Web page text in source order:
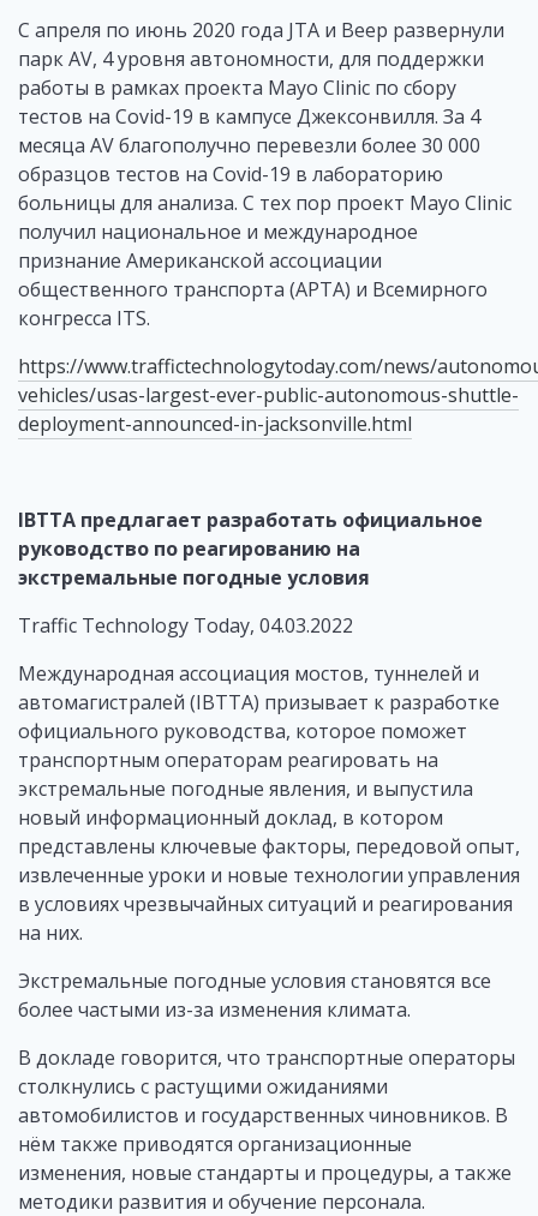
С апреля по июнь 2020 года JTA и Beep развернули
парк AV, 4 уровня автономности, для поддержки
работы в рамках проекта Mayo Clinic по сбору
тестов на Covid-19 в кампусе Джексонвилля. За 4
месяца AV благополучно перевезли более 30 000
образцов тестов на Covid-19 в лабораторию
больницы для анализа. С тех пор проект Mayo Clinic
получил национальное и международное
признание Американской ассоциации
общественного транспорта (APTA) и Всемирного
конгресса ITS.
https://www.traffictechnologytoday.com/news/
vehicles/usas-largest-ever-public-autonomous-shuttle-
deployment-announced-in-jacksonville.html
IBTTA предлагает разработать официальное
руководство по реагированию на
экстремальные погодные условия
Traffic Technology Today, 04.03.2022
Международная ассоциация мостов, туннелей и
автомагистралей (IBTTA) призывает к разработке
официального руководства, которое поможет
транспортным операторам реагировать на
экстремальные погодные явления, и выпустила
новый информационный доклад, в котором
представлены ключевые факторы, передовой опыт,
извлеченные уроки и новые технологии управления
в условиях чрезвычайных ситуаций и реагирования
на них.
Экстремальные погодные условия становятся все
более частыми из-за изменения климата.
В докладе говорится, что транспортные операторы
столкнулись с растущими ожиданиями
автомобилистов и государственных чиновников. В
нём также приводятся организационные
изменения, новые стандарты и процедуры, а также
методики развития и обучение персонала.